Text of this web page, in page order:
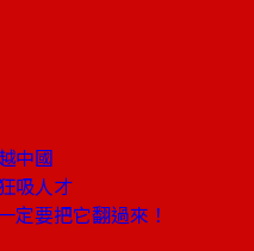
中國
吸人才
定要把它翻過來！